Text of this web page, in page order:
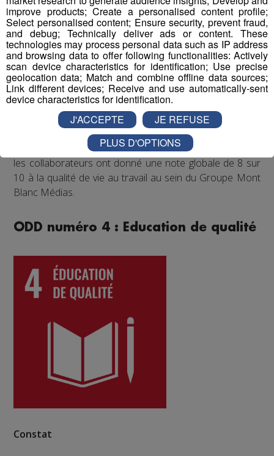
événements festifs (rencontres sportives avec les clubs
partenaires comme les Pionniers de Chamonix ou le FC
Annecy, festivals de musique...) qui accroissent la
cohésion d'équipe et renforcent les liens entre
collègues.
Enfin, un questionnaire bien-être envoyé chaque année
à tous les collaborateurs permet d'identifier les
difficultés qui pourraient être rencontrées par les
différents salariés, et d'y remédier. Au mois de juin 2022,
les collaborateurs ont donné une note globale de 8 sur
10 à la qualité de vie au travail au sein du Groupe Mont
Blanc Médias.
ODD numéro 4 : Education de qualité
Constat
improve products; Create a personalised content profile;
Select personalised content; Ensure security, prevent fraud,
and debug; Technically deliver ads or content. These
technologies may process personal data such as IP address
and browsing data to offer following functionalities: Actively
scan device characteristics for identification; Use precise
geolocation data; Match and combine offline data sources;
Link different devices; Receive and use automatically-sent
device characteristics for identification.
J'ACCEPTE
JE REFUSE
PLUS D'OPTIONS